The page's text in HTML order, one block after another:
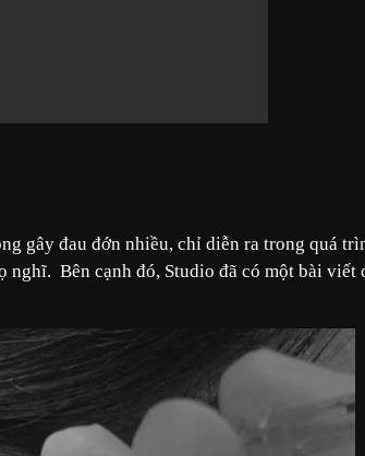
gây đau đớn nhiều, chỉ diễn ra trong quá
nghĩ. Bên cạnh đó, Studio đã có một bài viết